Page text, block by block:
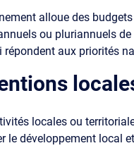
alloue des
ou pluriannuels
répondent aux priorités
locales ou
le développement local